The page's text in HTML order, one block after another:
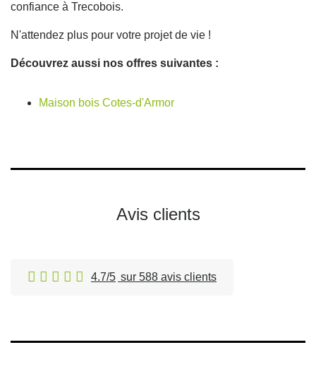
confiance à Trecobois.
N'attendez plus pour votre projet de vie !
Découvrez aussi nos offres suivantes :
Maison bois Cotes-d'Armor
Avis clients
4.7/5 sur 588 avis clients